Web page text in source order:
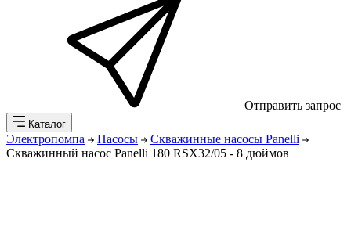
Отправить запрос
Каталог
Электропомпа Насосы
Скважинные насосы Panelli
Скважинный насос Panelli 180 RSX32/05 - 8 дюймов